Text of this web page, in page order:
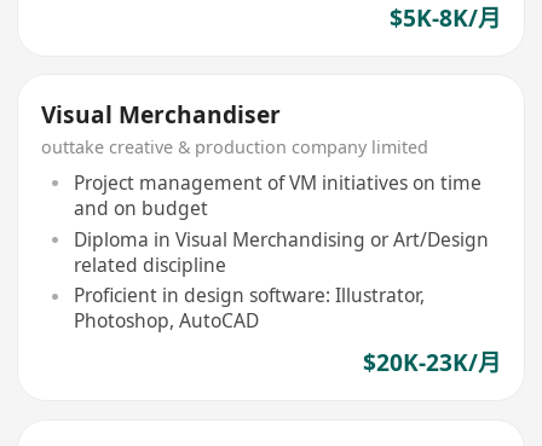
$5K-8K/月
Visual Merchandiser
outtake creative & production company limited
Project management of VM initiatives on time
and on budget
Diploma in Visual Merchandising or Art/Design
related discipline
Proficient in design software: Illustrator,
Photoshop, AutoCAD
$20K-23K/月